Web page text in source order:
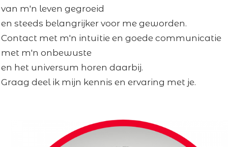
van m'n leven gegroeid
en steeds belangrijker voor me geworden.
Contact met m'n intuïtie en goede communicatie
met m'n onbewuste
en het universum horen daarbij.
Graag deel ik mijn kennis en ervaring met je.